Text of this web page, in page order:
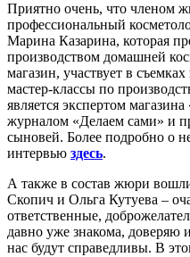
Приятно очень, что членом
профессиональный
Марина Казарина, которая
производством домашней
магазин, участвует в
мастер-классы по
является экспертом
журналом «Делаем сами» и
сыновей. Более подробно о
интервью здесь.
А также в состав жюри
Скопич и Ольга Кутуева –
ответственные,
давно уже знакома, доверяю
нас будут справедливы. В